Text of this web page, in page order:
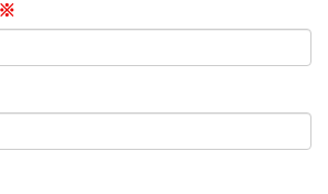
※